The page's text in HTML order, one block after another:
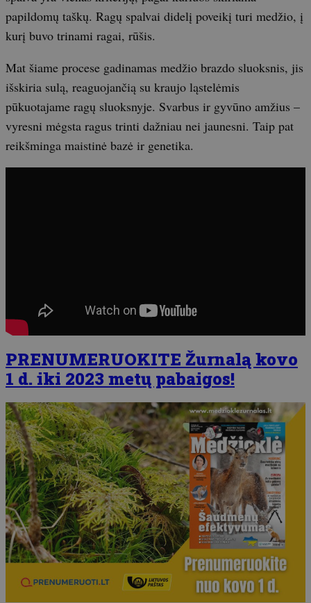
papildomų taškų. Ragų spalvai didelį poveikį turi medžio, į
kurį buvo trinami ragai, rūšis.
Mat šiame procese gadinamas medžio brazdo sluoksnis, jis
išskiria sulą, reaguojančią su kraujo ląstelėmis
pūkuotajame ragų sluoksnyje. Svarbus ir gyvūno amžius –
vyresni mėgsta ragus trinti dažniau nei jaunesni. Taip pat
reikšminga maistinė bazė ir genetika.
PRENUMERUOKITE Žurnalą kovo
1 d. iki 2023 metų pabaigos!